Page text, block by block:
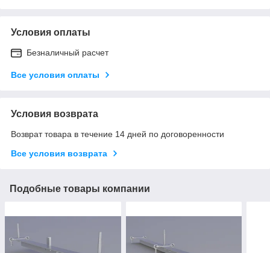
Условия оплаты
Безналичный расчет
Все условия оплаты
Условия возврата
Возврат товара в течение 14 дней по договоренности
Все условия возврата
Подобные товары компании